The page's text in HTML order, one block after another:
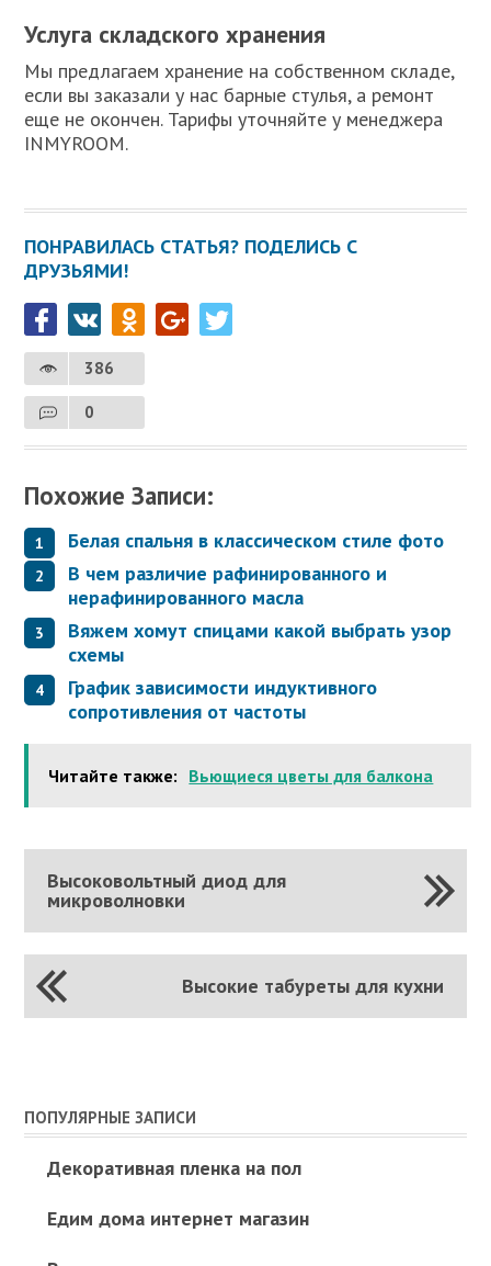
Услуга складского хранения
Мы предлагаем хранение на собственном складе,
если вы заказали у нас барные стулья, а ремонт
еще не окончен. Тарифы уточняйте у менеджера
INMYROOM.
ПОНРАВИЛАСЬ СТАТЬЯ? ПОДЕЛИСЬ С
ДРУЗЬЯМИ!
386
0
Похожие Записи:
Белая спальня в классическом стиле фото
В чем различие рафинированного и
нерафинированного масла
Вяжем хомут спицами какой выбрать узор
схемы
График зависимости индуктивного
сопротивления от частоты
Читайте также: Вьющиеся цветы для балкона
Высоковольтный диод для
микроволновки
Высокие табуреты для кухни
ПОПУЛЯРНЫЕ ЗАПИСИ
Декоративная пленка на пол
Едим дома интернет магазин